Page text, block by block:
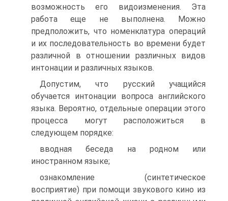
возможность его видоизменения. Эта
работа еще не выполнена. Можно
предположить, что номенклатура операций
и их последовательность во времени будет
различной в отношении различных видов
интонации и различных языков.
Допустим, что русский учащийся
обучается интонации вопроса английского
языка. Вероятно, отдельные операции этого
процесса могут расположиться в
следующем порядке:
вводная беседа на родном или
иностранном языке;
ознакомление (синтетическое
восприятие) при помощи звукового кино из